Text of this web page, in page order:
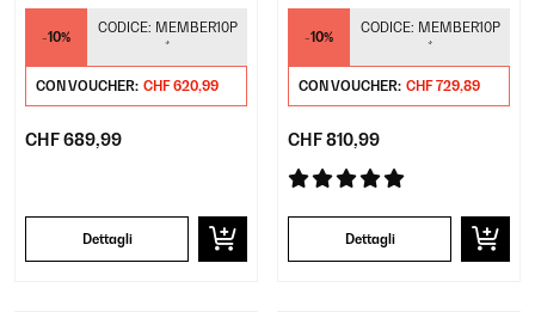
-10%
CODICE: MEMBER10P
*
CON VOUCHER: CHF 620,99
CHF 689,99
Dettagli
3x4 m
-10%
CODICE: MEMBER10P
*
CON VOUCHER: CHF 729,89
CHF 810,99
Dettagli